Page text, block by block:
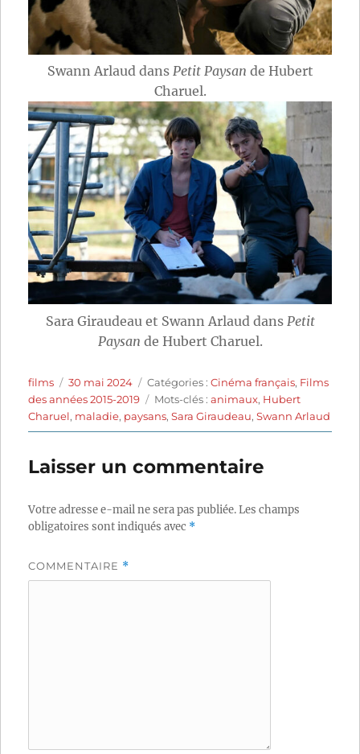
Swann Arlaud dans Petit Paysan de Hubert
Charuel.
Sara Giraudeau et Swann Arlaud dans Petit
Paysan de Hubert Charuel.
Auteur
films
Publié
le
30 mai 2024 Catégories
Catégories :Cinéma français, Films
des années 2015-2019
Étiquettes
Mots-clés :animaux, Hubert
Charuel, maladie, paysans,Sara Giraudeau,Swann Arlaud
Laisser un commentaire
Votre adresse e-mail ne sera pas publiée.Les champs
obligatoires sont indiqués avec *
COMMENTAIRE *